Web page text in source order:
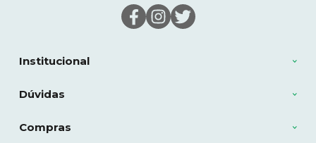
Institucional
Dúvidas
Compras